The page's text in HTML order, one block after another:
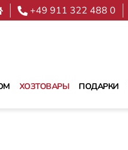
+49 911 322 488 0
ХОЗТОВАРЫ ПОДАРКИ